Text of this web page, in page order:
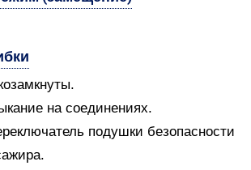
на соединениях.
подушки безопасности